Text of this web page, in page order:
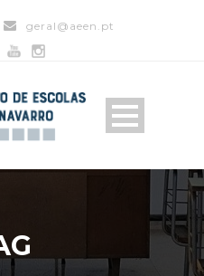
geral@aeen.pt